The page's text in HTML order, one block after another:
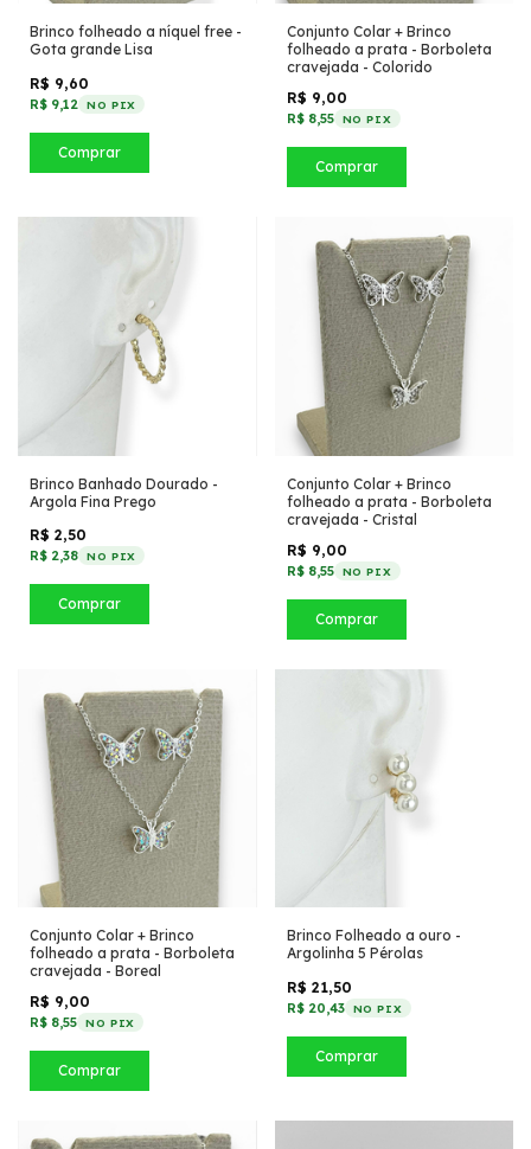
Brinco folheado a níquel free -
Gota grande Lisa
R$ 9,60
R$ 9,12 NO PIX
Comprar
Conjunto Colar + Brinco
folheado a prata - Borboleta
cravejada - Colorido
R$ 9,00
R$ 8,55 NO PIX
Comprar
Brinco Banhado Dourado -
Argola Fina Prego
R$ 2,50
R$ 2,38 NO PIX
Comprar
Conjunto Colar + Brinco
folheado a prata - Borboleta
cravejada - Cristal
R$ 9,00
R$ 8,55 NO PIX
Comprar
Conjunto Colar + Brinco
folheado a prata - Borboleta
cravejada - Boreal
R$ 9,00
R$ 8,55 NO PIX
Comprar
Brinco Folheado a ouro -
Argolinha 5 Pérolas
R$ 21,50
R$ 20,43 NO PIX
Comprar